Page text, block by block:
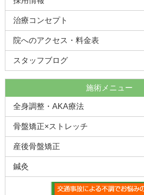
ほどの首の痛み」
2019.4.1 |「追突事故で首、肩、腰を傷
Ｓ・Ｉ様
2019.3.21 |
門真市常盤町 交通事故施術
も左もわからない私に・・・」
門真市 女性 交通事故後の身
2019.3.1 | 守口市 ３７歳 男性 ランニン
み
2019.2.17 |門真市 交通事故施術 A・T
どうしたらいいか・・・」
2019.2.11 |
ら・・・」
13年前からの膝の痛み 門真市
治療コンセプト
院へのアクセス・料金表
スタッフブログ
施術メニュー
全身調整・AKA療法
骨盤矯正×ストレッチ
産後骨盤矯正
鍼灸